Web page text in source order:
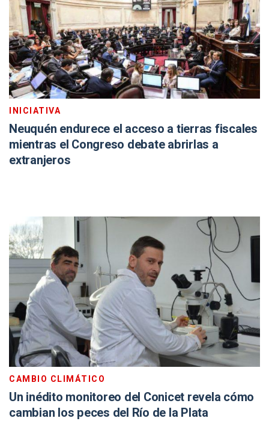
INICIATIVA
Neuquén endurece el acceso a tierras fiscales
mientras el Congreso debate abrirlas a
extranjeros
CAMBIO CLIMÁTICO
Un inédito monitoreo del Conicet revela cómo
cambian los peces del Río de la Plata